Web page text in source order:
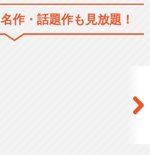
N
名作・話題作も見放題！